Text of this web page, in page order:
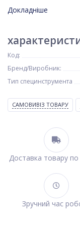
Докладніше
Код:
Бренд/Виробник:
Тип специнструмента
САМОВИВІЗ ТОВАРУ
Доставка товару по
Зручний час